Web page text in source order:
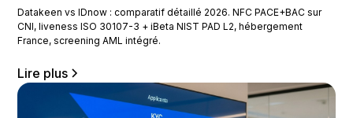
Datakeen vs IDnow : comparatif détaillé 2026. NFC PACE+BAC sur
CNI, liveness ISO 30107-3 + iBeta NIST PAD L2, hébergement
France, screening AML intégré.
Lire plus